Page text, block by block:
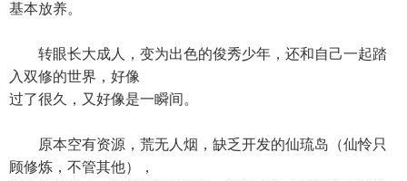
基本放养。
转眼长大成人，变为出色的俊秀少年，还和自己一起踏
入双修的世界，好像
过了很久，又好像是一瞬间。
原本空有资源，荒无人烟，缺乏开发的仙琉岛（仙怜只
顾修炼，不管其他），